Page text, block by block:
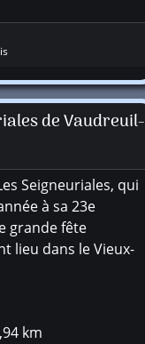
de Vaudreuil-
Seigneuriales, qui
à sa 23e
grande fête
lieu dans le Vieux-
km